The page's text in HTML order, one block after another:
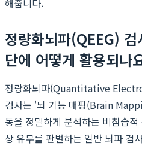
해줍니다.
정량화뇌파(QEEG)
단에 어떻게 활용되나
정량화뇌파(Quantitative
검사는 '뇌 기능 매핑(Brain
동을 정밀하게 분석하는 비침습
상 유무를 판별하는 일반 뇌파 검